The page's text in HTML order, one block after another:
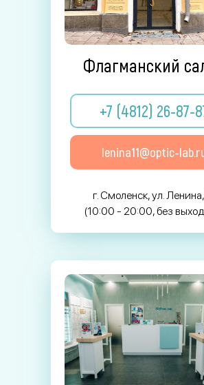
г. Смоленск, ул. Ленина,
(10:00 - 20:00, без
Флагманский
+7 (4812) 26-87-
lenina11@optic-